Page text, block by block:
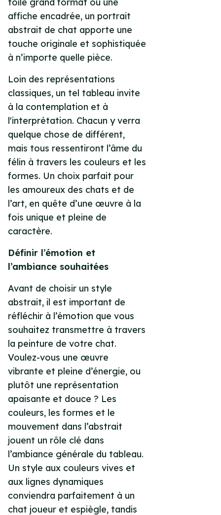
toile grand format ou une
affiche encadrée, un portrait
abstrait de chat apporte une
touche originale et sophistiquée
à n’importe quelle pièce.
Loin des représentations
classiques, un tel tableau invite
à la contemplation et à
l'interprétation. Chacun y verra
quelque chose de différent,
mais tous ressentiront l’âme du
félin à travers les couleurs et les
formes. Un choix parfait pour
les amoureux des chats et de
l’art, en quête d’une œuvre à la
fois unique et pleine de
caractère.
Définir l’émotion et
l’ambiance souhaitées
Avant de choisir un style
abstrait, il est important de
réfléchir à l’émotion que vous
souhaitez transmettre à travers
la peinture de votre chat.
Voulez-vous une œuvre
vibrante et pleine d’énergie, ou
plutôt une représentation
apaisante et douce ? Les
couleurs, les formes et le
mouvement dans l’abstrait
jouent un rôle clé dans
l’ambiance générale du tableau.
Un style aux couleurs vives et
aux lignes dynamiques
conviendra parfaitement à un
chat joueur et espiègle, tandis